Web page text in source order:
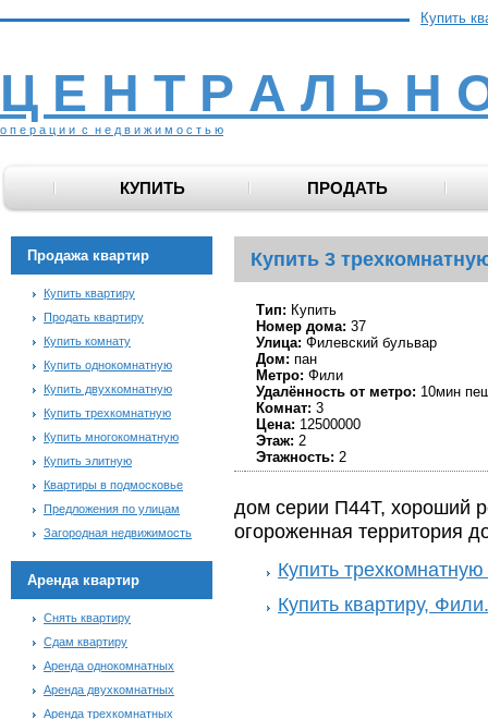
Купить
Ц Е Н Т Р А Л Ь Н
о п е р а ц и и с н е д в и ж и м о с т ь ю
КУПИТЬ ПРОДАТЬ
Продажа квартир
Купить квартиру
Продать квартиру
Купить комнату
Купить однокомнатную
Купить двухкомнатную
Купить трехкомнатную
Купить многокомнатную
Купить элитную
Квартиры в подмосковье
Предложения по улицам
Загородная недвижимость
Аренда квартир
Снять квартиру
Сдам квартиру
Аренда однокомнатных
Аренда двухкомнатных
Аренда трехкомнатных
Купить 3
Тип: Купить
Номер дома: 37
Улица: Филевский бульвар
Дом: пан
Метро: Фили
Удалённость от метро: 10мин
Комнат: 3
Цена: 12500000
Этаж: 2
Этажность: 2
дом серии П44Т, хороший
огороженная территория
Купить
Купить квартиру,